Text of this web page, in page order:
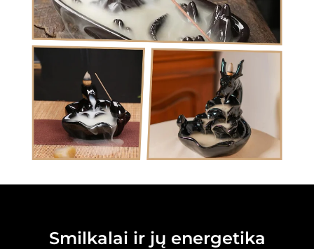
Smilkalai ir jų energetika